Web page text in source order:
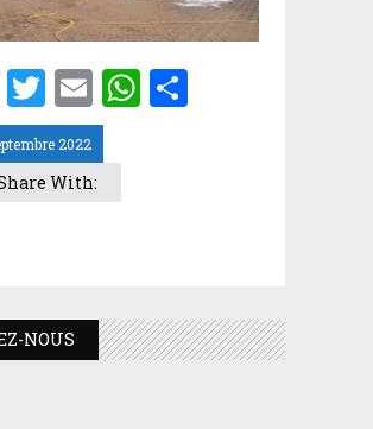
2022
Facebook
Twitter
EmailWhatsApp
With:
NOUS